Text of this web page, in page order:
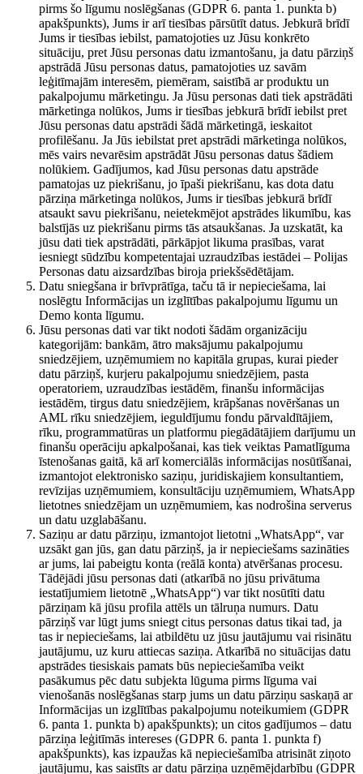
pirms šo līgumu noslēgšanas (GDPR 6. panta 1. punkta b)
apakšpunkts), Jums ir arī tiesības pārsūtīt datus. Jebkurā brīdī
Jums ir tiesības iebilst, pamatojoties uz Jūsu konkrēto
situāciju, pret Jūsu personas datu izmantošanu, ja datu pārziņš
apstrādā Jūsu personas datus, pamatojoties uz savām
leģitīmajām interesēm, piemēram, saistībā ar produktu un
pakalpojumu mārketingu. Ja Jūsu personas dati tiek apstrādāti
mārketinga nolūkos, Jums ir tiesības jebkurā brīdī iebilst pret
Jūsu personas datu apstrādi šādā mārketingā, ieskaitot
profilēšanu. Ja Jūs iebilstat pret apstrādi mārketinga nolūkos,
mēs vairs nevarēsim apstrādāt Jūsu personas datus šādiem
nolūkiem. Gadījumos, kad Jūsu personas datu apstrāde
pamatojas uz piekrišanu, jo īpaši piekrišanu, kas dota datu
pārziņa mārketinga nolūkos, Jums ir tiesības jebkurā brīdī
atsaukt savu piekrišanu, neietekmējot apstrādes likumību, kas
balstījās uz piekrišanu pirms tās atsaukšanas. Ja uzskatāt, ka
jūsu dati tiek apstrādāti, pārkāpjot likuma prasības, varat
iesniegt sūdzību kompetentajai uzraudzības iestādei – Polijas
Personas datu aizsardzības biroja priekšsēdētājam.
Datu sniegšana ir brīvprātīga, taču tā ir nepieciešama, lai
noslēgtu Informācijas un izglītības pakalpojumu līgumu un
Demo konta līgumu.
Jūsu personas dati var tikt nodoti šādām organizāciju
kategorijām: bankām, ātro maksājumu pakalpojumu
sniedzējiem, uzņēmumiem no kapitāla grupas, kurai pieder
datu pārziņš, kurjeru pakalpojumu sniedzējiem, pasta
operatoriem, uzraudzības iestādēm, finanšu informācijas
iestādēm, tirgus datu sniedzējiem, krāpšanas novēršanas un
AML rīku sniedzējiem, ieguldījumu fondu pārvaldītājiem,
rīku, programmatūras un platformu piegādātājiem darījumu un
finanšu operāciju apkalpošanai, kas tiek veiktas Pamatlīguma
īstenošanas gaitā, kā arī komerciālās informācijas nosūtīšanai,
izmantojot elektronisko saziņu, juridiskajiem konsultantiem,
revīzijas uzņēmumiem, konsultāciju uzņēmumiem, WhatsApp
lietotnes sniedzējam un uzņēmumiem, kas nodrošina serverus
un datu uzglabāšanu.
Saziņu ar datu pārziņu, izmantojot lietotni „WhatsApp“, var
uzsākt gan jūs, gan datu pārziņš, ja ir nepieciešams sazināties
ar jums, lai pabeigtu konta (reālā konta) atvēršanas procesu.
Tādējādi jūsu personas dati (atkarībā no jūsu privātuma
iestatījumiem lietotnē „WhatsApp“) var tikt nosūtīti datu
pārziņam kā jūsu profila attēls un tālruņa numurs. Datu
pārziņš var lūgt jums sniegt citus personas datus tikai tad, ja
tas ir nepieciešams, lai atbildētu uz jūsu jautājumu vai risinātu
jautājumu, uz kuru attiecas saziņa. Atkarībā no situācijas datu
apstrādes tiesiskais pamats būs nepieciešamība veikt
pasākumus pēc datu subjekta lūguma pirms līguma vai
vienošanās noslēgšanas starp jums un datu pārziņu saskaņā ar
Informācijas un izglītības pakalpojumu noteikumiem (GDPR
6. panta 1. punkta b) apakšpunkts); un citos gadījumos – datu
pārziņa leģitīmās intereses (GDPR 6. panta 1. punkta f)
apakšpunkts), kas izpaužas kā nepieciešamība atrisināt ziņoto
jautājumu, kas saistīts ar datu pārziņa uzņēmējdarbību (GDPR